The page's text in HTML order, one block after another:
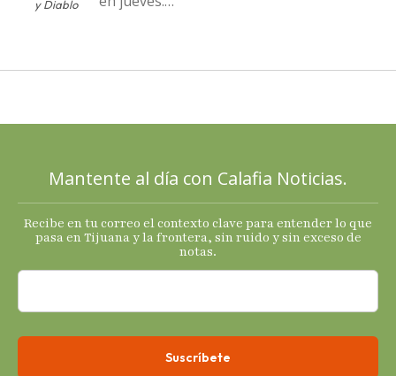
y Diablo
cartas; El
Mantente al día con Calafia Noticias.
Recibe en tu correo el contexto clave para entender lo que
pasa en Tijuana y la frontera, sin ruido y sin exceso de
notas.